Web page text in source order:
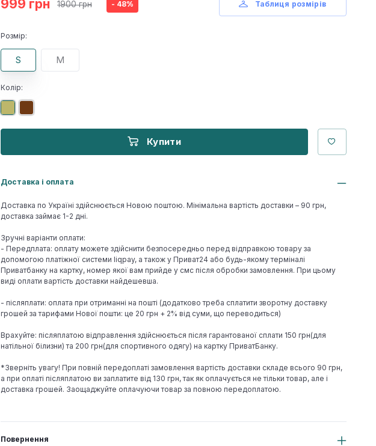
999 грн 1900 грн - 48% Таблиця розмірів
Розмір:
S M
Колір:
Купити
Доставка і оплата
Доставка по Україні здійснюється Новою поштою. Мінімальна вартість доставки – 90 грн,
доставка займає 1-2 дні.
Зручні варіанти оплати:
- Передплата: оплату можете здійснити безпосередньо перед відправкою товару за
допомогою платіжної системи liqpay, а також у Приват24 або будь-якому терміналі
Приватбанку на картку, номер якої вам прийде у смс після обробки замовлення. При цьому
виді оплати вартість доставки найдешевша.
- післяплати: оплата при отриманні на пошті (додатково треба сплатити зворотну доставку
грошей за тарифами Нової пошти: це 20 грн + 2% від суми, що переводиться)
Врахуйте: післяплатою відправлення здійснюється після гарантованої сплати 150 грн(для
натільної білизни) та 200 грн(для спортивного одягу) на картку ПриватБанку.
*Зверніть увагу! При повній передоплаті замовлення вартість доставки складе всього 90 грн,
а при оплаті післяплатою ви заплатите від 130 грн, так як оплачується не тільки товар, але і
доставка грошей. Заощаджуйте оплачуючи товар за повною передоплатою.
Повернення